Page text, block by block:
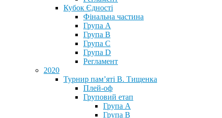
Кубок Єдності
Фінальна частина
Група А
Група В
Група С
Група D
Регламент
2020
Турнир пам’яті В. Тищенка
Плей-оф
Груповий етап
Група А
Група В